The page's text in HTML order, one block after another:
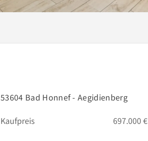
53604 Bad Honnef - Aegidienberg
Kaufpreis 697.000 €